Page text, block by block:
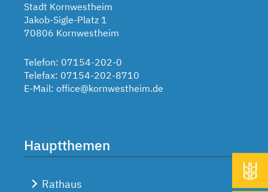
Stadt Kornwestheim
Jakob-Sigle-Platz 1
70806 Kornwestheim
Telefon: 07154-202-0
Telefax: 07154-202-8710
E-Mail: office@kornwestheim.de
Hauptthemen
Rathaus